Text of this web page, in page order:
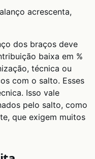
acrescenta,
dos braços deve
baixa em %
técnica ou
com o salto. Esses
Isso vale
pelo salto, como
que exigem muitos